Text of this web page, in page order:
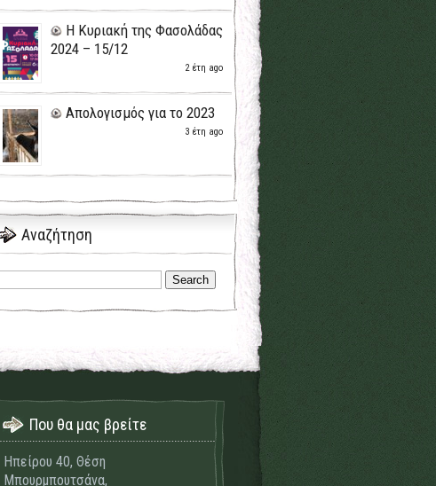
H Κυριακή της Φασολάδας
2024 – 15/12
2 έτη ago
Απολογισμός για το 2023
3 έτη ago
Αναζήτηση
Που θα μας βρείτε
Ηπείρου 40, Θέση
Μπουρμπουτσάνα,